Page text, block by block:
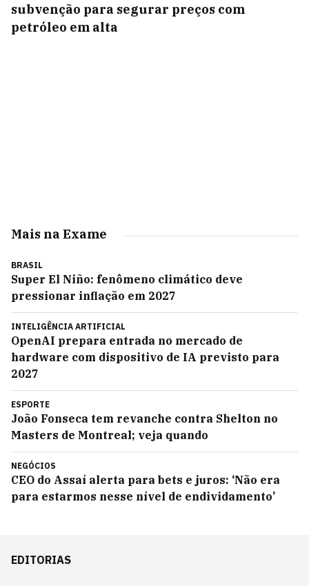
subvenção para segurar preços com
petróleo em alta
Mais na Exame
BRASIL
Super El Niño: fenômeno climático deve
pressionar inflação em 2027
INTELIGÊNCIA ARTIFICIAL
OpenAI prepara entrada no mercado de
hardware com dispositivo de IA previsto para
2027
ESPORTE
João Fonseca tem revanche contra Shelton no
Masters de Montreal; veja quando
NEGÓCIOS
CEO do Assaí alerta para bets e juros: ‘Não era
para estarmos nesse nível de endividamento’
EDITORIAS